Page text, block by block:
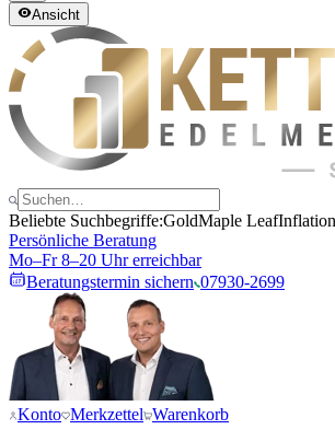
Ansicht
Beliebte Suchbegriffe:GoldMaple Leaf
Persönliche Beratung
Mo–Fr 8–20 Uhr erreichbar
Beratungstermin sichern 07930-2699
Konto Merkzettel Warenkorb